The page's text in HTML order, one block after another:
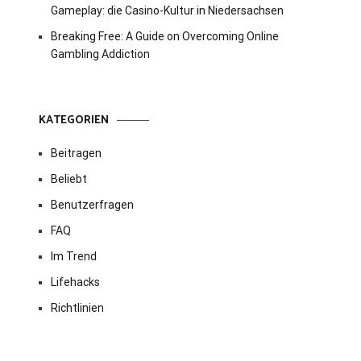
Gameplay: die Casino-Kultur in Niedersachsen
Breaking Free: A Guide on Overcoming Online
Gambling Addiction
KATEGORIEN
Beitragen
Beliebt
Benutzerfragen
FAQ
Im Trend
Lifehacks
Richtlinien